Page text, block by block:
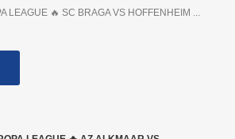
LEAGUE 🔥 SC BRAGA VS HOFFENHEIM ...